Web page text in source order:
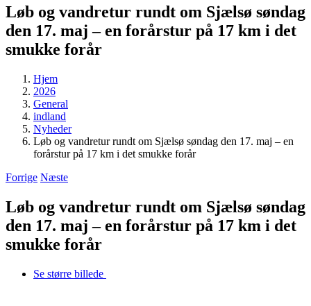
Løb og vandretur rundt om Sjælsø søndag
den 17. maj – en forårstur på 17 km i det
smukke forår
Hjem
2026
General
indland
Nyheder
Løb og vandretur rundt om Sjælsø søndag den 17. maj – en
forårstur på 17 km i det smukke forår
Forrige Næste
Løb og vandretur rundt om Sjælsø søndag
den 17. maj – en forårstur på 17 km i det
smukke forår
Se større billede